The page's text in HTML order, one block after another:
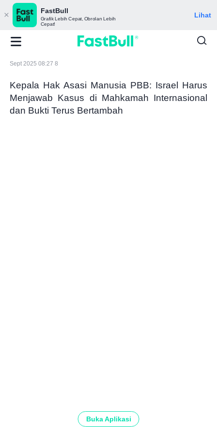
FastBull
Grafik Lebih Cepat, Obrolan Lebih
Cepat!
Lihat
Sept 2025 08:27 8
Kepala Hak Asasi Manusia PBB: Israel Harus
Menjawab Kasus di Mahkamah Internasional
dan Bukti Terus Bertambah
Buka Aplikasi